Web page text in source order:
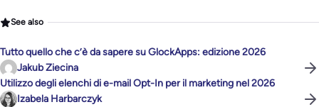
See also
Tutto quello che c’è da sapere su GlockApps: edizione 2026
Jakub Ziecina
Utilizzo degli elenchi di e-mail Opt-In per il marketing nel 2026
Izabela Harbarczyk